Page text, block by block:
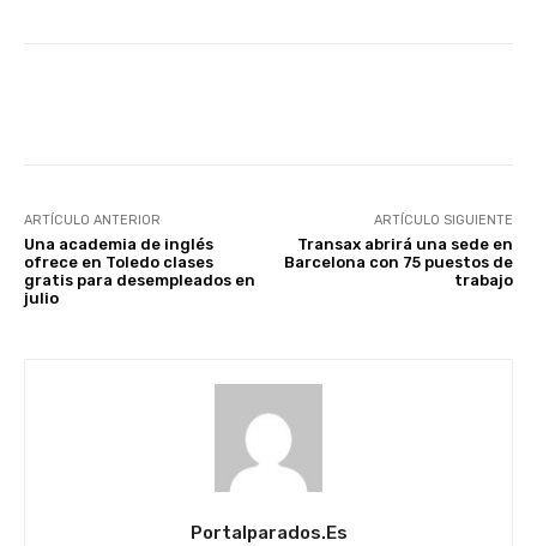
ARTÍCULO ANTERIOR
Una academia de inglés
ofrece en Toledo clases
gratis para desempleados en
julio
ARTÍCULO SIGUIENTE
Transax abrirá una sede en
Barcelona con 75 puestos de
trabajo
Portalparados.es